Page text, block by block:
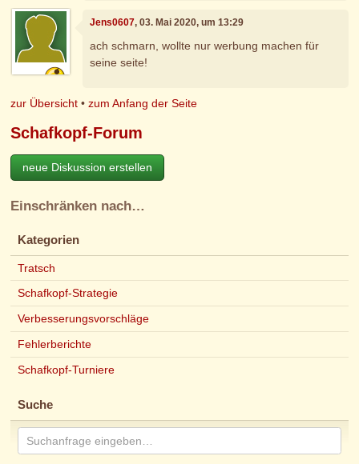
Jens0607, 03. Mai 2020, um 13:29
ach schmarn, wollte nur werbung machen für
seine seite!
zur Übersicht •zum Anfang der Seite
Schafkopf-Forum
neue Diskussion erstellen
Einschränken nach…
Kategorien
Tratsch
Schafkopf-Strategie
Verbesserungsvorschläge
Fehlerberichte
Schafkopf-Turniere
Suche